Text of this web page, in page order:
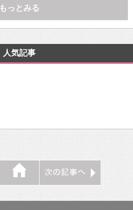
もっとみる
人気記事